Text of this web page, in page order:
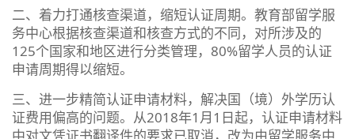
二、着力打通核查渠道，缩短认证周期。教育部留学服
务中心根据核查渠道和核查方式的不同，对所涉及的
125个国家和地区进行分类管理，80%留学人员的认证
申请周期得以缩短。
三、进一步精简认证申请材料，解决国（境）外学历认
证费用偏高的问题。从2018年1月1日起，认证申请材料
中对文凭证书翻译件的要求已取消，改为由留学服务中